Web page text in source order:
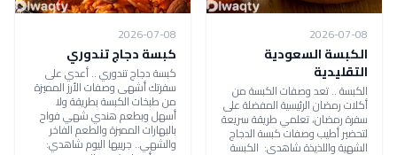
2026-07-08
الكبسة السعودية
التقليدية
الكبسة .. تعد وصفات الكبسة من
أكلات رمضان الرئيسية المفضلة على
سفرة رمضان، تعلمي طريقة سريعة
لتحضير أطيب وصفات كبسة الدجاج
الشهية واللذيذة شاهدي: الكبسة
2026-07-08
كبسة دجاج تندوري
كبسة دجاج تندوري .. أعدي على
سفرتك أشهى وصفات الأرز المميزة
من طبخات الكبسة بطريقة ولا
أسهل وبطعم هندي شهي فواح
بالبهارات المميزة والطعم الفاخر
والشهي.. جربيها اليوم شاهدي: